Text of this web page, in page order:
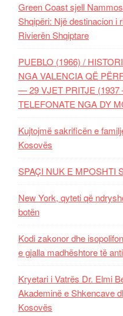
Green Coast sjell
Shqipëri: Një destinacion i
Rivierën Shqiptare
PUEBLO (1966) /
NGA VALENCIA QË
— 29 VJET PRITJE (1937
TELEFONATE NGA DY
Kujtojmë sakrificën e
Kosovës
SPAÇI NUK E MPOSHTI
New York, qyteti që
botën
Kodi zakonor dhe
e gjalla madhështore të
Kryetari i Vatrës Dr. Elmi
Akademinë e Shkencave
Kosovës